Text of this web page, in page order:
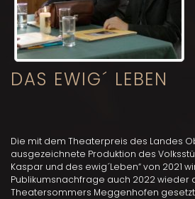
DER BRANDNER
DAS EWIG´ LEBEN
Die mit dem Theaterpreis des Landes
ausgezeichnete Produktion des
Kaspar und des ewig´Leben“ von 2021
Publikumsnachfrage auch 2022 wieder
Theatersommers Meggenhofen